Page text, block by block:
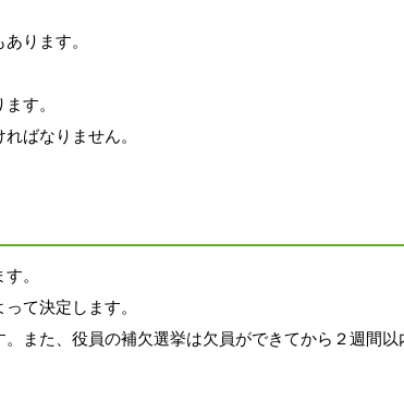
ります。
す。
ばなりません。
。
て決定します。
。また、役員の補欠選挙は欠員ができてから２週間以